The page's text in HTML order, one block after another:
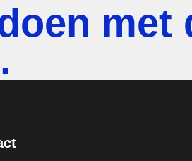
met